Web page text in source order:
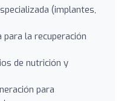
(implantes,
la recuperación
de nutrición y
para